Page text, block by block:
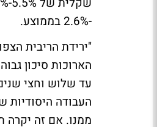
-2.6% בממוצע.
"ירידת הריבית
הארוכות סיכון
עד שלוש וחצי
העבודה היסודיות
ממנו. אם זה